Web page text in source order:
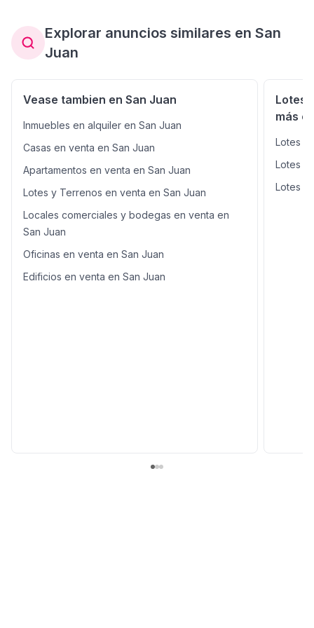
urbanos. Ideal para desarrolladores que buscan una
ubicación estratégica y con alta demanda habitacional.
Explorar anuncios similares en San
Juan
Vease tambien en San Juan
Inmuebles en alquiler en San Juan
Casas en venta en San Juan
Apartamentos en venta en San Juan
Lotes y Terrenos en venta en San Juan
Locales comerciales y bodegas en venta en
San Juan
Oficinas en venta en San Juan
Edificios en venta en San Juan
Lotes
más
Lotes y
Lotes y
Lotes y